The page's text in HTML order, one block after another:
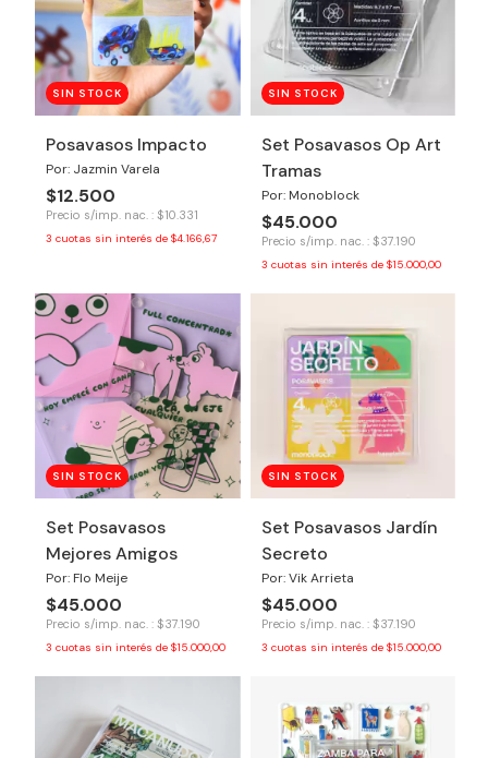
SIN STOCK
Posavasos Impacto
Por: Jazmin Varela
$12.500
Precio s/imp. nac. : $10.331
3 cuotas sin interés de $4.166,67
SIN STOCK
Set Posavasos Op Art
Tramas
Por: Monoblock
$45.000
Precio s/imp. nac. : $37.190
3 cuotas sin interés de $15.000,00
SIN STOCK
Set Posavasos
Mejores Amigos
Por: Flo Meije
$45.000
Precio s/imp. nac. : $37.190
3 cuotas sin interés de $15.000,00
SIN STOCK
Set Posavasos Jardín
Secreto
Por: Vik Arrieta
$45.000
Precio s/imp. nac. : $37.190
3 cuotas sin interés de $15.000,00